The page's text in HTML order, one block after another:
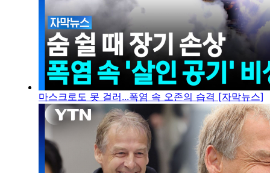
마스크로도 못 걸러...폭염 속 오존의 습격 [자막뉴스]